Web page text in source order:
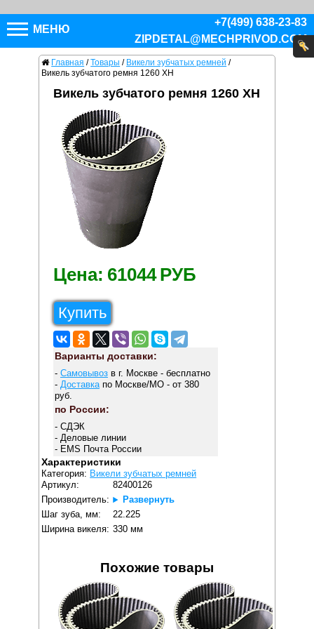
МЕНЮ
+7(499) 638-23-83
ZIPDETAL@MECHPRIVOD.COM
Главная / Товары / Викели зубчатых ремней /
Викель зубчатого ремня 1260 XH
Викель зубчатого ремня 1260 XH
Цена: 61044 РУБ
Купить
Варианты доставки:
- Самовывозв г. Москве - бесплатно
- Доставкапо Москве/МО - от 380
руб.
по России:
- СДЭК
- Деловые линии
- EMS Почта России
Характеристики
Категория: Викели зубчатых ремней
Артикул:
82400126
Производитель:
Развернуть
Шаг зуба, мм:
22.225
Ширина викеля: 330 мм
Похожие товары